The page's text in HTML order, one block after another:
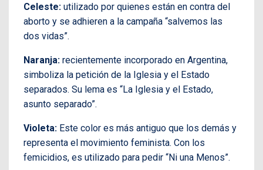
Celeste: utilizado por quienes están en contra del
aborto y se adhieren a la campaña “salvemos las
dos vidas”.
Naranja: recientemente incorporado en Argentina,
simboliza la petición de la Iglesia y el Estado
separados. Su lema es “La Iglesia y el Estado,
asunto separado”.
Violeta: Este color es más antiguo que los demás y
representa el movimiento feminista. Con los
femicidios, es utilizado para pedir “Ni una Menos”.